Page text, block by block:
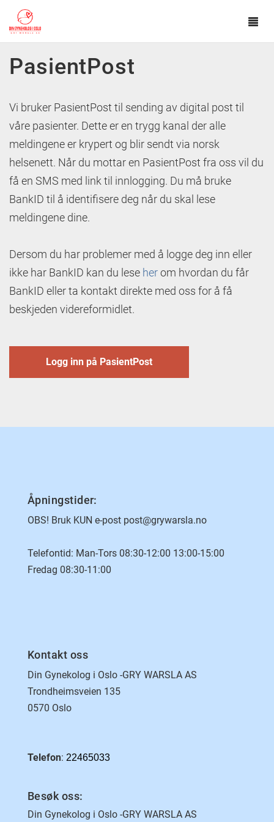
PasientPost
Vi bruker PasientPost til sending av digital post til
våre pasienter. Dette er en trygg kanal der alle
meldingene er krypert og blir sendt via norsk
helsenett. Når du mottar en PasientPost fra oss vil du
få en SMS med link til innlogging. Du må bruke
BankID til å identifisere deg når du skal lese
meldingene dine.
Dersom du har problemer med å logge deg inn eller
ikke har BankID kan du lese herom hvordan du får
BankID eller ta kontakt direkte med oss for å få
beskjeden videreformidlet.
Logg inn på PasientPost
Åpningstider:
OBS! Bruk KUN e-post post@grywarsla.no
Telefontid: Man-Tors 08:30-12:00 13:00-15:00
Fredag 08:30-11:00
Kontakt oss
Din Gynekolog i Oslo -GRY WARSLA AS
Trondheimsveien 135
0570 Oslo
Telefon: 22465033
Besøk oss:
Din Gynekolog i Oslo -GRY WARSLA AS